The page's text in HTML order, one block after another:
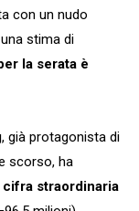
con un nudo
stima di
la serata è
, già protagonista di
scorso, ha
straordinaria